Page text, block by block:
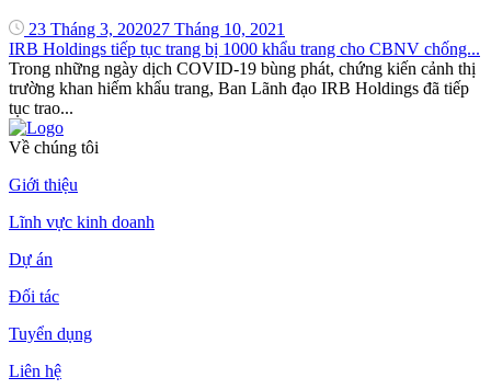
23 Tháng 3, 202027 Tháng 10, 2021
IRB Holdings tiếp tục trang bị 1000 khẩu trang cho CBNV chống...
Trong những ngày dịch COVID-19 bùng phát, chứng kiến cảnh thị
trường khan hiếm khẩu trang, Ban Lãnh đạo IRB Holdings đã tiếp
tục trao...
Về chúng tôi
Giới thiệu
Lĩnh vực kinh doanh
Dự án
Đối tác
Tuyển dụng
Liên hệ